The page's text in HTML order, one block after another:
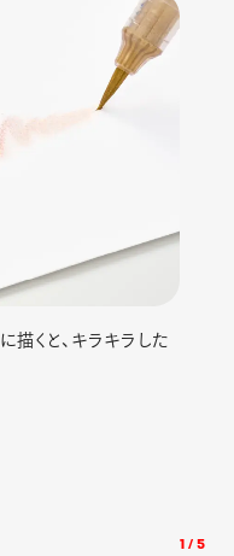
描くと、キラキラした
1 / 5